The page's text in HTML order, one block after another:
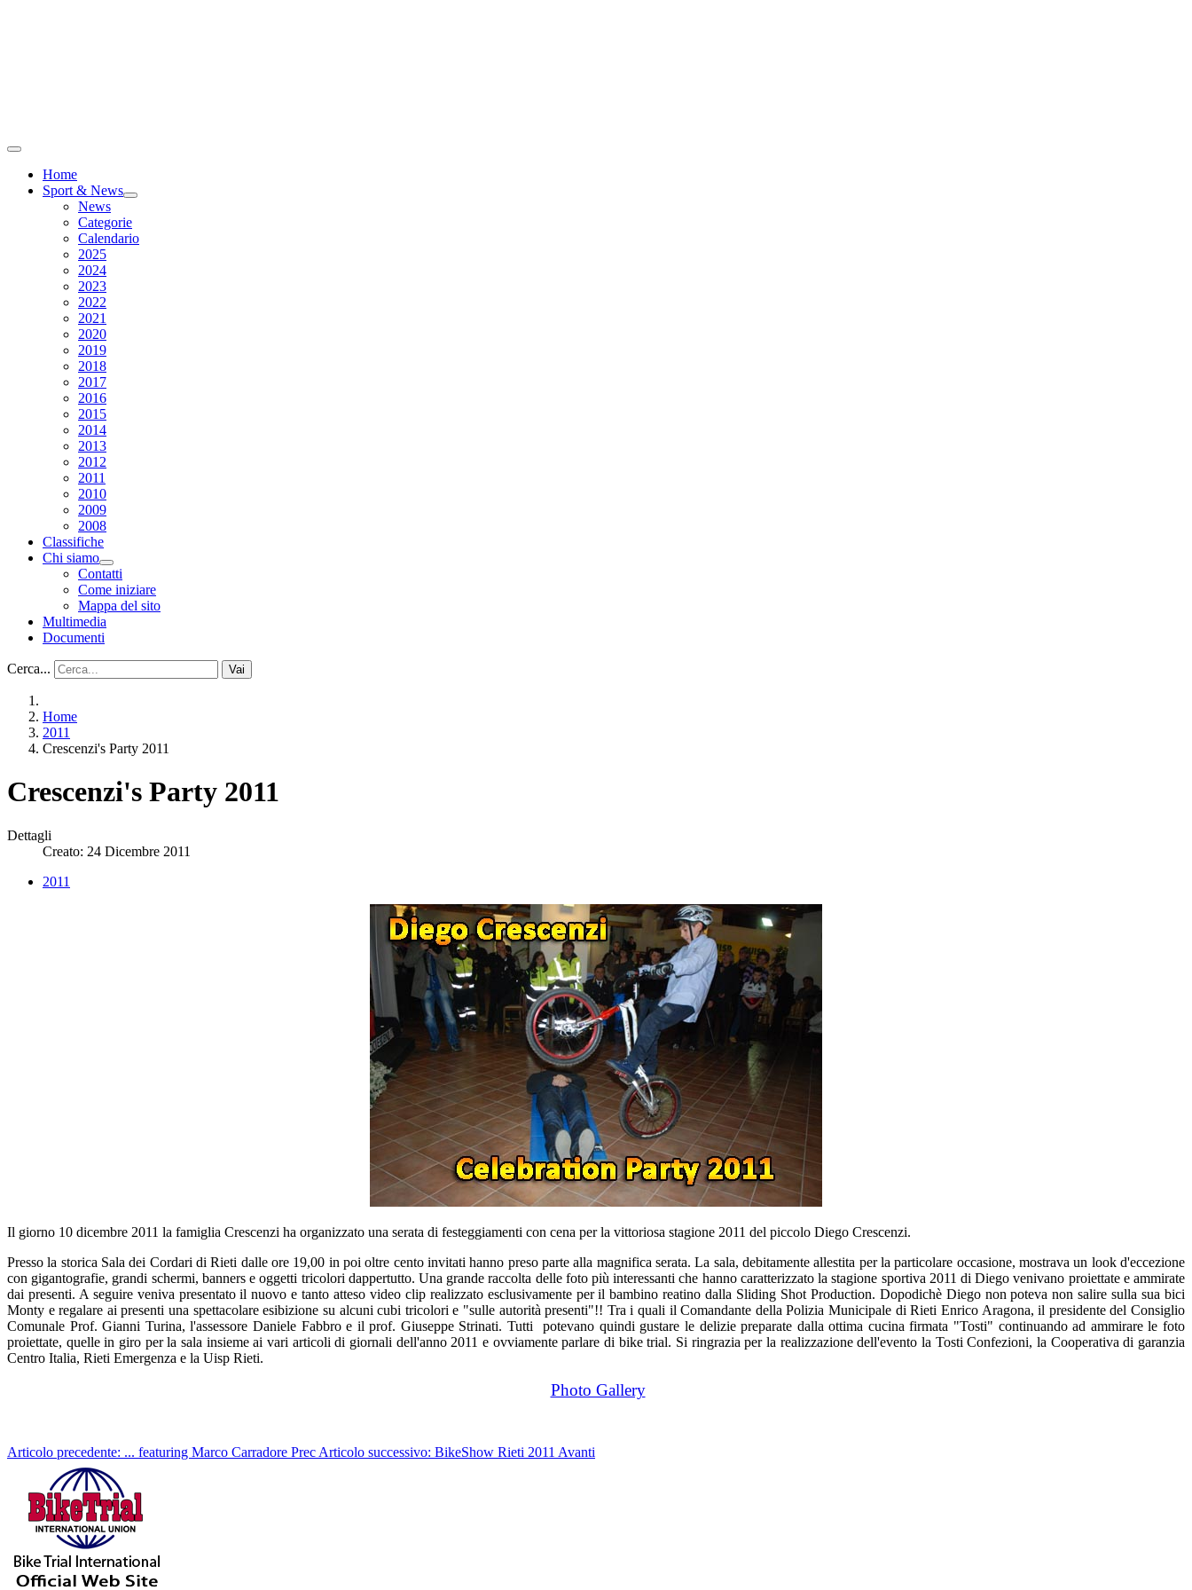
Home
Sport & News
News
Categorie
Calendario
2025
2024
2023
2022
2021
2020
2019
2018
2017
2016
2015
2014
2013
2012
2011
2010
2009
2008
Classifiche
Chi siamo
Contatti
Come iniziare
Mappa del sito
Multimedia
Documenti
Cerca... Vai
Home
2011
Crescenzi's Party 2011
Crescenzi's Party 2011
Dettagli
Creato: 24 Dicembre 2011
2011
Il giorno 10 dicembre 2011 la famiglia Crescenzi ha organizzato una serata di festeggiamenti con cena per la vittoriosa stagione 2011 del piccolo Diego Crescenzi.
Presso la storica Sala dei Cordari di Rieti dalle ore 19,00 in poi oltre cento invitati hanno preso parte alla magnifica serata. La sala, debitamente allestita per la particolare occasione, mostrava un look d'eccezione
con gigantografie, grandi schermi, banners e oggetti tricolori dappertutto. Una grande raccolta delle foto più interessanti che hanno caratterizzato la stagione sportiva 2011 di Diego venivano proiettate e ammirate
dai presenti. A seguire veniva presentato il nuovo e tanto atteso video clip realizzato esclusivamente per il bambino reatino dalla Sliding Shot Production. Dopodichè Diego non poteva non salire sulla sua bici
Monty e regalare ai presenti una spettacolare esibizione su alcuni cubi tricolori e "sulle autorità presenti"!! Tra i quali il Comandante della Polizia Municipale di Rieti Enrico Aragona, il presidente del Consiglio
Comunale Prof. Gianni Turina, l'assessore Daniele Fabbro e il prof. Giuseppe Strinati. Tutti potevano quindi gustare le delizie preparate dalla ottima cucina firmata "Tosti" continuando ad ammirare le foto
proiettate, quelle in giro per la sala insieme ai vari articoli di giornali dell'anno 2011 e ovviamente parlare di bike trial. Si ringrazia per la realizzazione dell'evento la Tosti Confezioni, la Cooperativa di garanzia
Centro Italia, Rieti Emergenza e la Uisp Rieti.
Photo Gallery
Articolo precedente: ... featuring Marco Carradore Prec Articolo successivo: BikeShow Rieti 2011 Avanti